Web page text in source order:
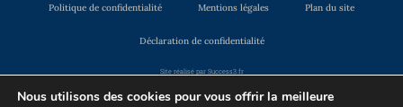
Politique de confidentialité Mentions légales Plan du site
Déclaration de confidentialité
Site réalisé par Success3.fr
Nous utilisons des cookies pour vous offrir la meilleure